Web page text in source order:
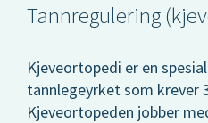
Tannregulering
Kjeveortopedi er en
tannlegeyrket som krever
Kjeveortopeden jobber